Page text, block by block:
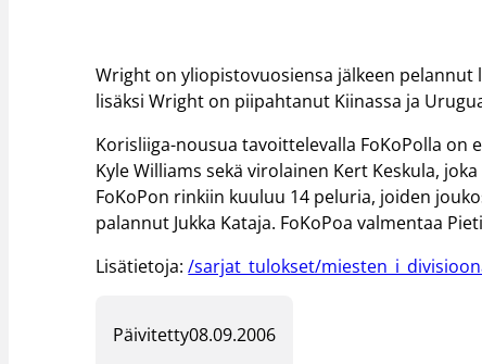
Wright on yliopistovuosiensa jälkeen
lisäksi Wright on piipahtanut Kiinassa ja
Korisliiga-nousua tavoittelevalla FoKoPolla
Kyle Williams sekä virolainen Kert Keskula,
FoKoPon rinkiin kuuluu 14 peluria, joiden
palannut Jukka Kataja. FoKoPoa valmentaa
Lisätietoja:/sarjat_tulokset/
Päivitetty08.09.2006